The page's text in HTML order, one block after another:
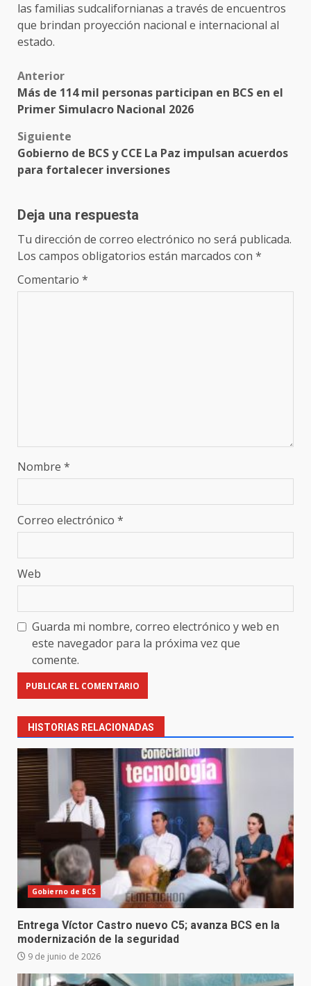
las familias sudcalifornianas a través de encuentros
que brindan proyección nacional e internacional al
estado.
Post
navigation
Anterior
Más de 114 mil personas participan en BCS en el
Primer Simulacro Nacional 2026
Siguiente
Gobierno de BCS y CCE La Paz impulsan acuerdos
para fortalecer inversiones
Deja una respuesta
Tu dirección de correo electrónico no será publicada.
Los campos obligatorios están marcados con *
Comentario *
Nombre *
Correo electrónico *
Web
Guarda mi nombre, correo electrónico y web en
este navegador para la próxima vez que
comente.
HISTORIAS RELACIONADAS
Gobierno de BCS
Entrega Víctor Castro nuevo C5; avanza BCS en la
modernización de la seguridad
9 de junio de 2026